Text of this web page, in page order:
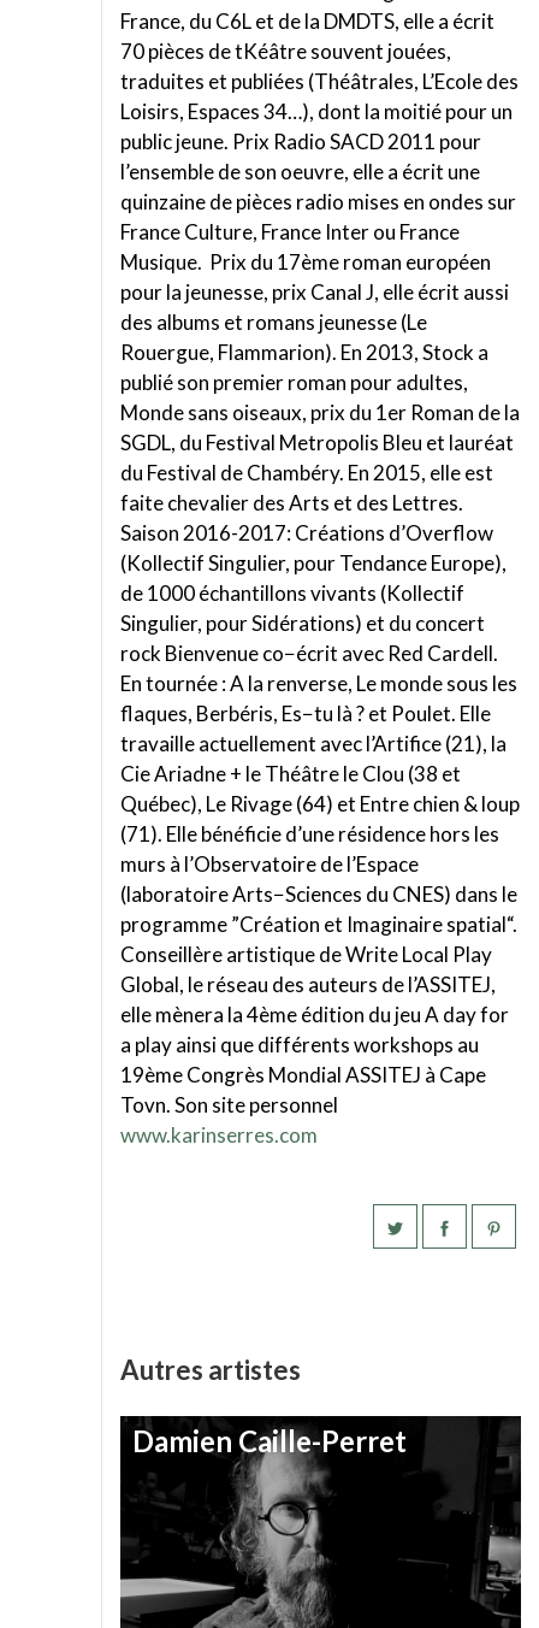
France, du C6L et de la DMDTS, elle a écrit
70 pièces de tKéâtre souvent jouées,
traduites et publiées (Théâtrales, L’Ecole des
Loisirs, Espaces 34…), dont la moitié pour un
public jeune. Prix Radio SACD 2011 pour
l’ensemble de son oeuvre, elle a écrit une
quinzaine de pièces radio mises en ondes sur
France Culture, France Inter ou France
Musique. Prix du 17ème roman européen
pour la jeunesse, prix Canal J, elle écrit aussi
des albums et romans jeunesse (Le
Rouergue, Flammarion). En 2013, Stock a
publié son premier roman pour adultes,
Monde sans oiseaux, prix du 1er Roman de la
SGDL, du Festival Metropolis Bleu et lauréat
du Festival de Chambéry. En 2015, elle est
faite chevalier des Arts et des Lettres.
Saison 2016-2017: Créations d’Overflow
(Kollectif Singulier, pour Tendance Europe),
de 1000 échantillons vivants (Kollectif
Singulier, pour Sidérations) et du concert
rock Bienvenue co−écrit avec Red Cardell.
En tournée : A la renverse, Le monde sous les
flaques, Berbéris, Es−tu là ? et Poulet. Elle
travaille actuellement avec l’Artifice (21), la
Cie Ariadne + le Théâtre le Clou (38 et
Québec), Le Rivage (64) et Entre chien & loup
(71). Elle bénéficie d’une résidence hors les
murs à l’Observatoire de l’Espace
(laboratoire Arts−Sciences du CNES) dans le
programme ”Création et Imaginaire spatial“.
Conseillère artistique de Write Local Play
Global, le réseau des auteurs de l’ASSITEJ,
elle mènera la 4ème édition du jeu A day for
a play ainsi que différents workshops au
19ème Congrès Mondial ASSITEJ à Cape
Tovn. Son site personnel
www.karinserres.com
Autres artistes
Damien Caille-Perret